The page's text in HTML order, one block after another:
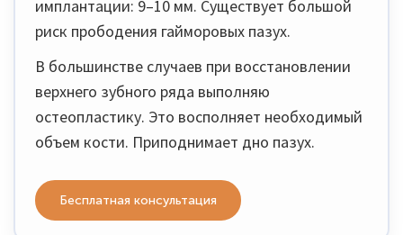
имплантации: 9–10 мм. Существует большой
риск прободения гайморовых пазух.
В большинстве случаев при восстановлении
верхнего зубного ряда выполняю
остеопластику. Это восполняет необходимый
объем кости. Приподнимает дно пазух.
Бесплатная консультация